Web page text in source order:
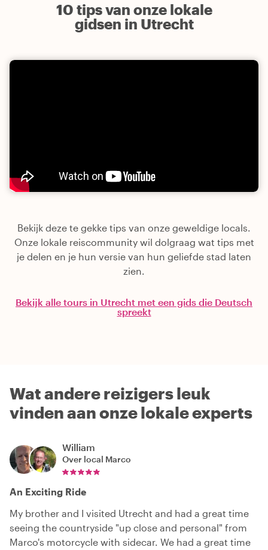
10 tips van onze lokale
gidsen in Utrecht
Bekijk deze te gekke tips van onze geweldige locals.
Onze lokale reiscommunity wil dolgraag wat tips met
je delen en je hun versie van hun geliefde stad laten
zien.
Bekijk alle tours in Utrecht met een gids die Deutsch
spreekt
Wat andere reizigers leuk
vinden aan onze lokale experts
William
Over local Marco
An Exciting Ride
My brother and I visited Utrecht and had a great time
seeing the countryside "up close and personal" from
Marco's motorcycle with sidecar. We had a great time